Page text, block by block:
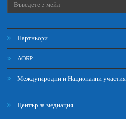
Партньори
АОБР
Международни и Национални участия
Център за медиация